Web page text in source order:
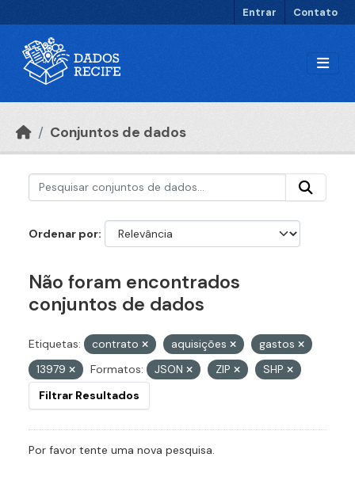
Entrar Contato
Conjuntos de dados
Ordenar por
Não foram encontrados
conjuntos de dados
Etiquetas: contrato aquisições
gastos
13979
Formatos: JSON ZIP
SHP
Filtrar Resultados
Por favor tente uma nova pesquisa.